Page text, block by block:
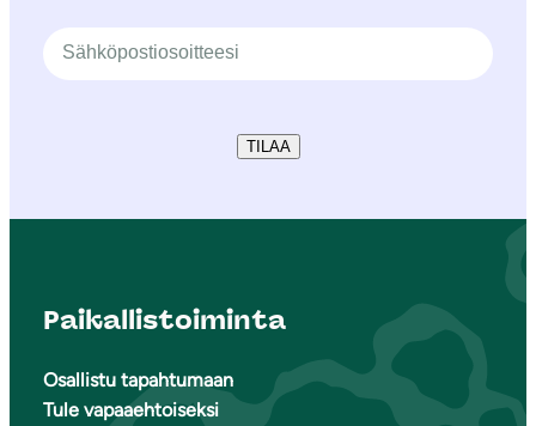
TILAA
Paikallistoiminta
Osallistu tapahtumaan
Tule vapaaehtoiseksi